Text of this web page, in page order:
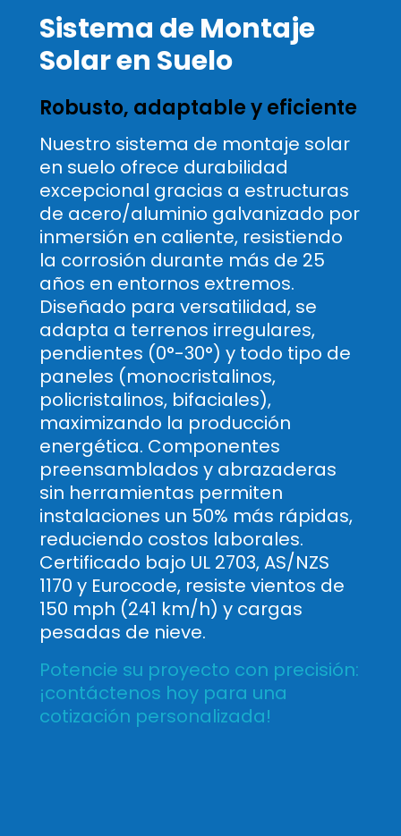
Sistema de Montaje
Solar en Suelo
Robusto, adaptable y eficiente
Nuestro sistema de montaje solar
en suelo ofrece durabilidad
excepcional gracias a estructuras
de acero/aluminio galvanizado por
inmersión en caliente, resistiendo
la corrosión durante más de 25
años en entornos extremos.
Diseñado para versatilidad, se
adapta a terrenos irregulares,
pendientes (0°-30°) y todo tipo de
paneles (monocristalinos,
policristalinos, bifaciales),
maximizando la producción
energética. Componentes
preensamblados y abrazaderas
sin herramientas permiten
instalaciones un 50% más rápidas,
reduciendo costos laborales.
Certificado bajo UL 2703, AS/NZS
1170 y Eurocode, resiste vientos de
150 mph (241 km/h) y cargas
pesadas de nieve.
Potencie su proyecto con precisión:
¡contáctenos hoy para una
cotización personalizada!